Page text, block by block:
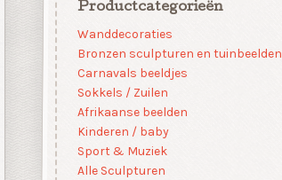
Productcategorieën
Wanddecoraties
Bronzen sculpturen en tuinbeelden
Carnavals beeldjes
Sokkels / Zuilen
Afrikaanse beelden
Kinderen / baby
Sport & Muziek
Alle Sculpturen